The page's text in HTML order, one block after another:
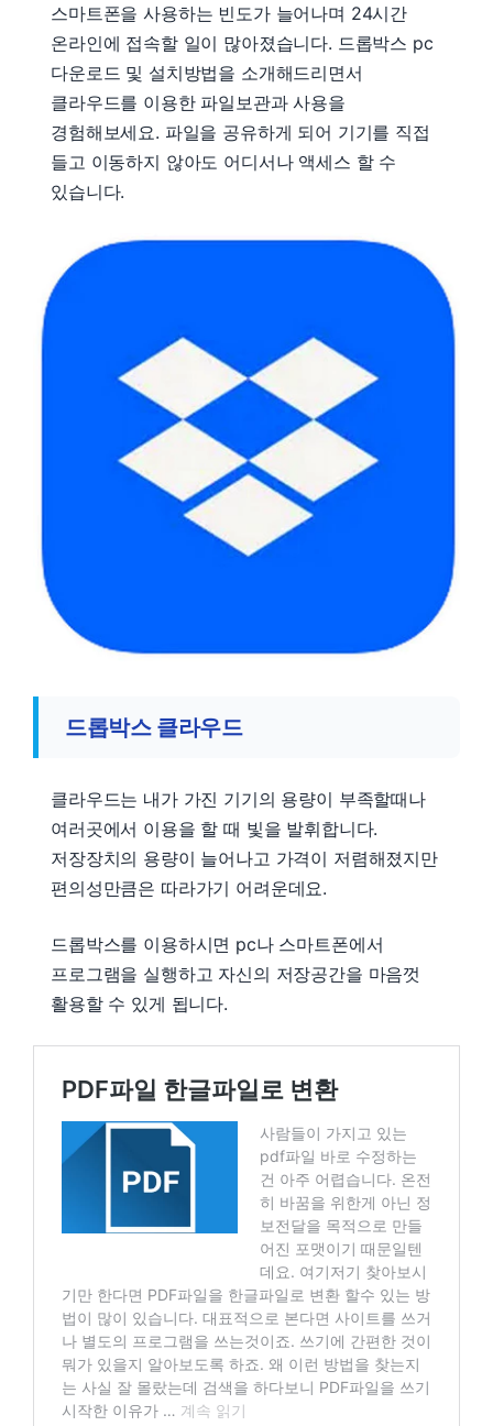
스마트폰을 사용하는 빈도가 늘어나며 24시간
온라인에 접속할 일이 많아졌습니다. 드롭박스 pc
다운로드 및 설치방법을 소개해드리면서
클라우드를 이용한 파일보관과 사용을
경험해보세요. 파일을 공유하게 되어 기기를 직접
들고 이동하지 않아도 어디서나 액세스 할 수
있습니다.
드롭박스 클라우드
클라우드는 내가 가진 기기의 용량이 부족할때나
여러곳에서 이용을 할 때 빛을 발휘합니다.
저장장치의 용량이 늘어나고 가격이 저렴해졌지만
편의성만큼은 따라가기 어려운데요.
드롭박스를 이용하시면 pc나 스마트폰에서
프로그램을 실행하고 자신의 저장공간을 마음껏
활용할 수 있게 됩니다.